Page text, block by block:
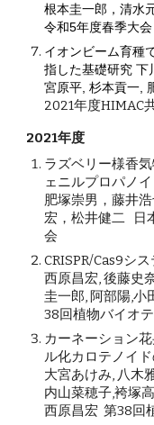
根本圭一郎 ，清水
令和5年度春季大会
イオンビーム育種
指した基礎研究 下
宮原平, 杉本貢一,
2021年度HIMAC
2021年度
ラズベリー様香
ェニルプロパノ
肥塚崇男 ，藤井
宏 ，松井健二 日
会
CRISPR/Cas9シ
西原昌宏, 後藤史
圭一郎, 阿部陽,小
38回植物バイオ
カーネーション
ル化カロテノイ
大宮あけみ, 八木
内山菜穂子,袴塚
西原昌宏 第38回